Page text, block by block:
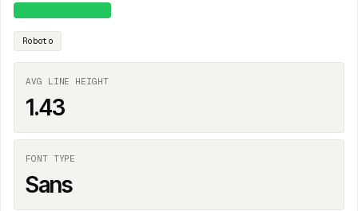
Roboto
AVG LINE HEIGHT
1.43
FONT TYPE
Sans